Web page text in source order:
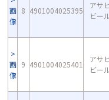
画
像
8 4901004025395
アサヒ
ビー
画
像
9 4901004025401
アサヒ
ビー